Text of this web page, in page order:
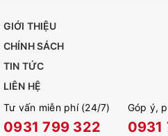
GIỚI THIỆU
CHÍNH SÁCH
TIN TỨC
LIÊN HỆ
Tư vấn miễn phí (24/7)
0931 799 322
Góp ý,
0931